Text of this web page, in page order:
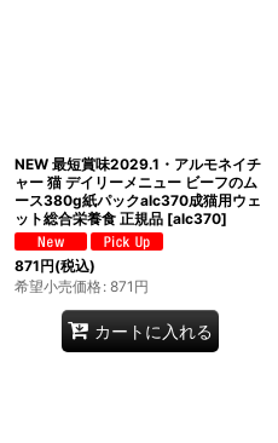
NEW 最短賞味2029.1・アルモネイチ
ャー 猫 デイリーメニュー ビーフのム
ース380g紙パックalc370成猫用ウェ
ット総合栄養食 正規品 [alc370]
871円(税込)
希望小売価格: 871 円
カートに入れる